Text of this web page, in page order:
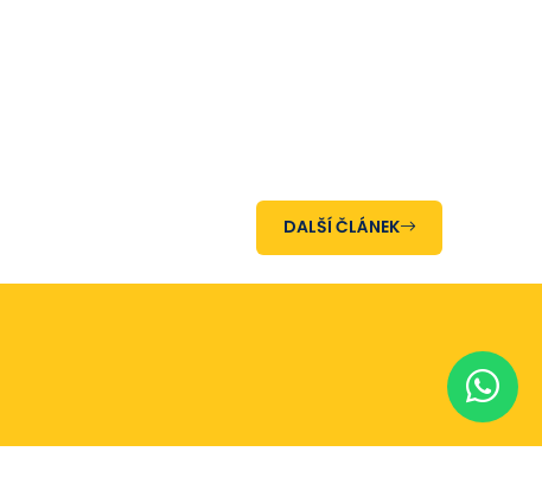
DALŠÍ ČLÁNEK